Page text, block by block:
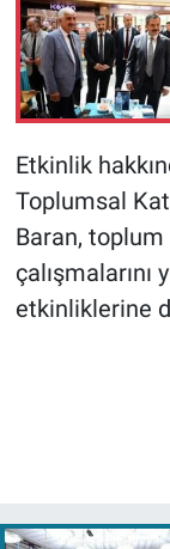
Etkinlik
Toplumsal
Baran, toplum
çalışmalarını
etkinliklerine